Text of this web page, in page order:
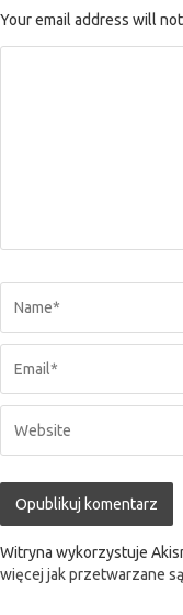
Your email address will
Witryna wykorzystuje
więcej jak przetwarzane